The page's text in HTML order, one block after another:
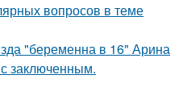
вопросов в теме
"беременна в 16" Арина
заключенным.